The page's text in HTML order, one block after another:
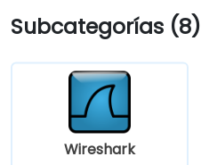
Subcategorías (8)
Wireshark